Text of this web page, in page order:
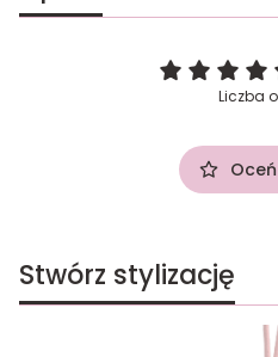
Liczba
Stwórz stylizację